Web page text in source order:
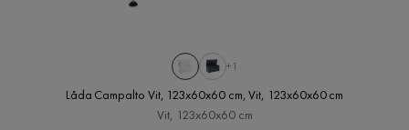
+1
Låda Campalto Vit, 123x60x60 cm, Vit, 123x60x60 cm
Vit, 123x60x60 cm